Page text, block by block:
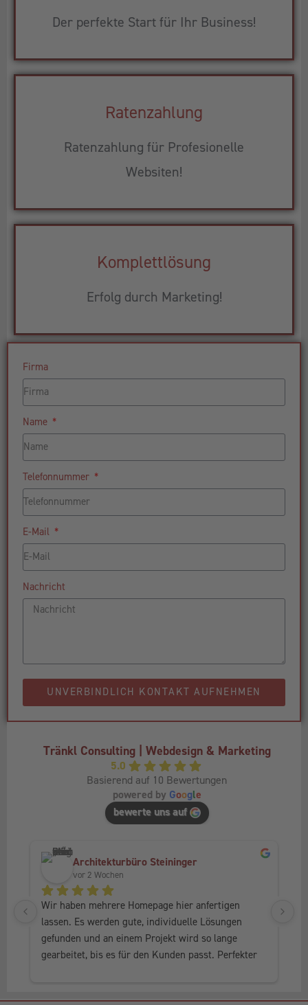
Der perfekte Start für Ihr Business!
Ratenzahlung
Ratenzahlung für Profesionelle
Websiten!
Komplettlösung
Erfolg durch Marketing!
Firma
Name
Telefonnummer
E-Mail
Nachricht
UNVERBINDLICH KONTAKT AUFNEHMEN
Tränkl Consulting | Webdesign & Marketing
5.0
Basierend auf 10 Bewertungen
powered by Google
bewerte uns auf
Architekturbüro Steininger
vor 2 Wochen
Wir haben mehrere Homepage hier anfertigen
lassen. Es werden gute, individuelle Lösungen
gefunden und an einem Projekt wird so lange
gearbeitet, bis es für den Kunden passt. Perfekter